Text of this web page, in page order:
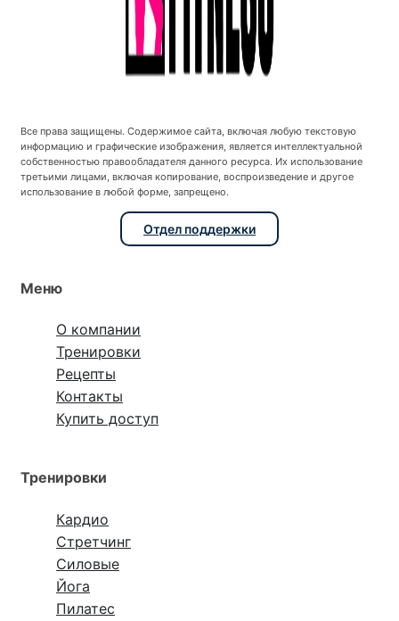
Все права защищены. Содержимое сайта, включая любую текстовую
информацию и графические изображения, является интеллектуальной
собственностью правообладателя данного ресурса. Их использование
третьими лицами, включая копирование, воспроизведение и другое
использование в любой форме, запрещено.
Отдел поддержки
Меню
О компании
Тренировки
Рецепты
Контакты
Купить доступ
Тренировки
Кардио
Стретчинг
Силовые
Йога
Пилатес